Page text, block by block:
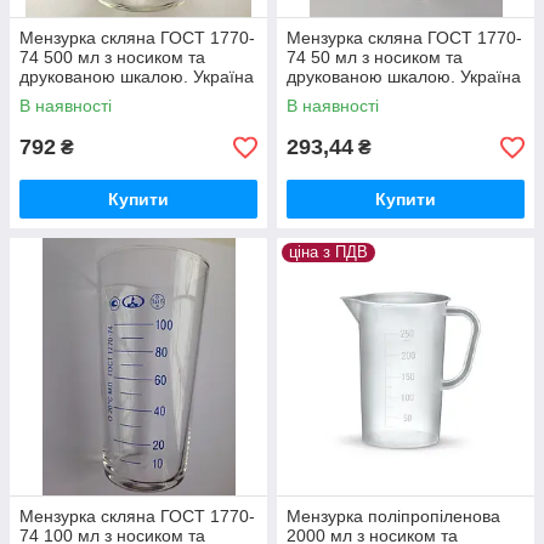
Мензурка скляна ГОСТ 1770-
74 500 мл з носиком та
друкованою шкалою. Україна
В наявності
792 ₴
Купити
Мензурка скляна ГОСТ 1770-
74 50 мл з носиком та
друкованою шкалою. Україна
В наявності
293,44 ₴
Купити
Мензурка скляна ГОСТ 1770-
74 100 мл з носиком та
ціна з ПДВ
Мензурка поліпропіленова
2000 мл з носиком та